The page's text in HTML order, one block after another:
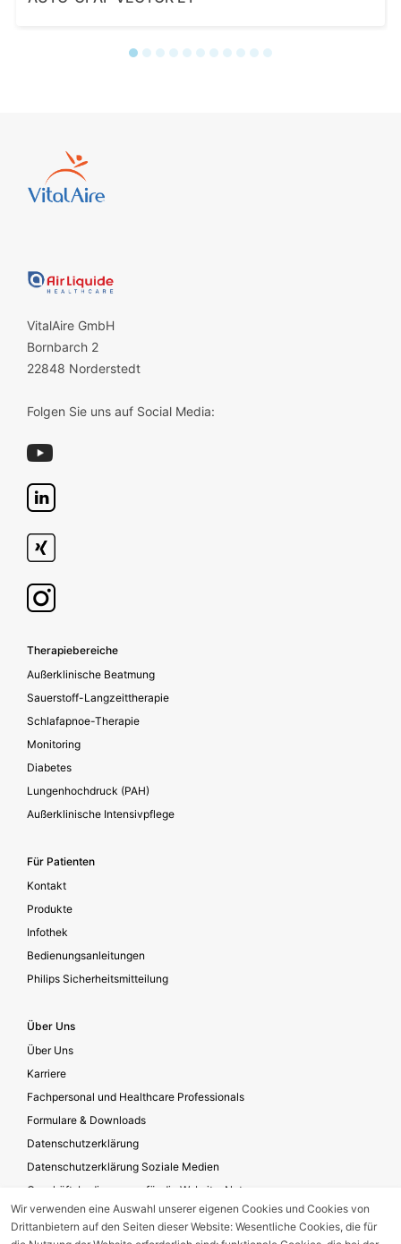
VitalAire GmbH
Bornbarch 2
22848 Norderstedt
Folgen Sie uns auf Social Media:
Footer secondary
Therapiebereiche
Außerklinische Beatmung
Sauerstoff-Langzeittherapie
Schlafapnoe-Therapie
Monitoring
Diabetes
Lungenhochdruck (PAH)
Außerklinische Intensivpflege
Für Patienten
Kontakt
Produkte
Infothek
Bedienungsanleitungen
Philips Sicherheitsmitteilung
Über Uns
Über Uns
Karriere
Fachpersonal und Healthcare Professionals
Formulare & Downloads
Datenschutzerklärung
Datenschutzerklärung Soziale Medien
Geschäftsbedingungen für die Website-Nutzung
Impressum
Wir verwenden eine Auswahl unserer eigenen Cookies und Cookies von
Drittanbietern auf den Seiten dieser Website: Wesentliche Cookies, die für